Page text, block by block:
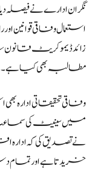
نگران ادارے نے فیصلہ
زائد ڈیموکریٹ
مطالبہ بھی کیا ہے۔
میں سینیٹ کی
نے تصدیق کی کہ ادارہ
خریدتا ہے اور تمام